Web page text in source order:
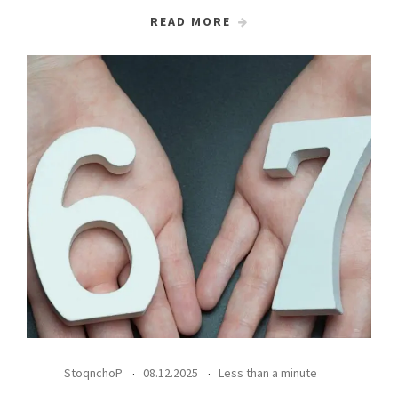
READ MORE
StoqnchoP 08.12.2025 Less than a minute